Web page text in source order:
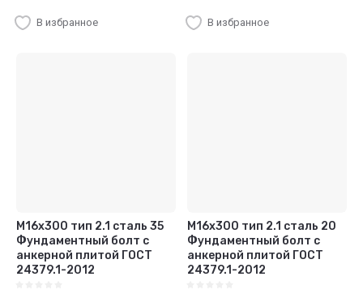
В избранное В избранное
М16x300 тип 2.1 сталь 35
Фундаментный болт с
анкерной плитой ГОСТ
24379.1-2012
М16x300 тип 2.1 сталь 20
Фундаментный болт с
анкерной плитой ГОСТ
24379.1-2012